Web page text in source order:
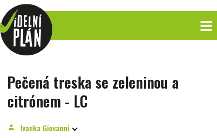
Pečená treska se zeleninou a
citrónem - LC
person Ivanka Giovanni